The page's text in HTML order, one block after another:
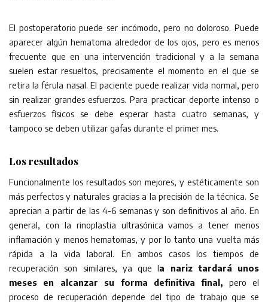
El postoperatorio puede ser incómodo, pero no doloroso. Puede
aparecer algún hematoma alrededor de los ojos, pero es menos
frecuente que en una intervención tradicional y a la semana
suelen estar resueltos, precisamente el momento en el que se
retira la férula nasal. El paciente puede realizar vida normal, pero
sin realizar grandes esfuerzos. Para practicar deporte intenso o
esfuerzos físicos se debe esperar hasta cuatro semanas, y
tampoco se deben utilizar gafas durante el primer mes.
Los resultados
Funcionalmente los resultados son mejores, y estéticamente son
más perfectos y naturales gracias a la precisión de la técnica. Se
aprecian a partir de las 4-6 semanas y son definitivos al año. En
general, con la rinoplastia ultrasónica vamos a tener menos
inflamación y menos hematomas, y por lo tanto una vuelta más
rápida a la vida laboral. En ambos casos los tiempos de
recuperación son similares, ya que la nariz tardará unos
meses en alcanzar su forma definitiva final, pero el
proceso de recuperación depende del tipo de trabajo que se